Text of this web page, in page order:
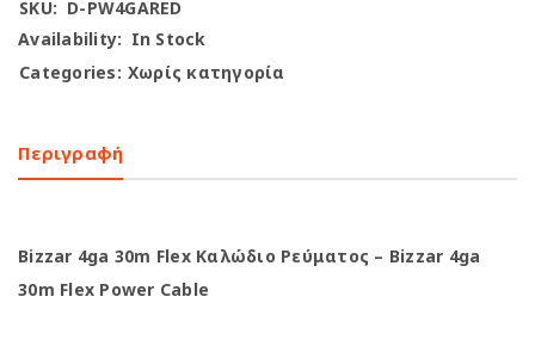
SKU: D-PW4GARED
Availability: In Stock
Categories: Χωρίς κατηγορία
Περιγραφή
Bizzar 4ga 30m Flex Καλώδιο Ρεύματος – Bizzar 4ga
30m Flex Power Cable